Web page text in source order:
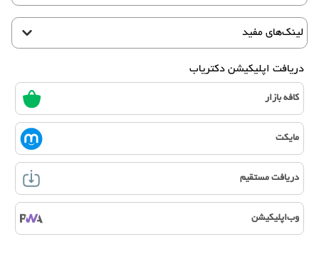
لینک‌های مفید
دریافت اپلیکیشن دکتریاب
کافه بازار
مایکت
دریافت مستقیم
وب‌اپلیکیشن